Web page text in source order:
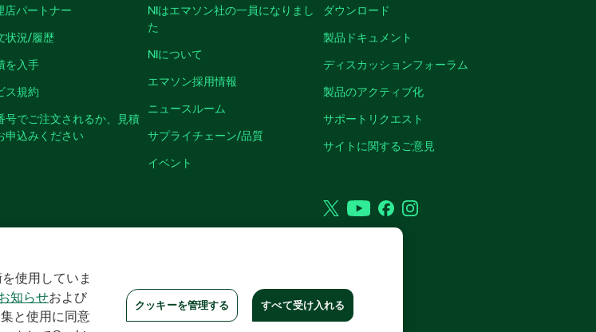
店パートナー
状況/履歴
を入手
ス規約
号でご注文されるか、見積
申込みください
NIはエマソン社の一員になりまし
た
NIについて
エマソン採用情報
ニュースルーム
サプライチェーン/品質
イベント
ダウンロード
製品ドキュメント
ディスカッションフォーラム
製品のアクティブ化
サポートリクエスト
サイトに関するご意見
TwitterYouTubeFacebookInstagram
INSTRUMENTS CORP. ALL RIGHTS RESERVED.
使用していま
知らせおよび
と使用に同意
クッキーを管理する すべて受け入れる